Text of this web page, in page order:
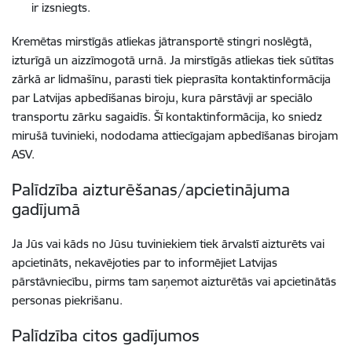
ir izsniegts.
Kremētas mirstīgās atliekas jātransportē stingri noslēgtā,
izturīgā un aizzīmogotā urnā. Ja mirstīgās atliekas tiek sūtītas
zārkā ar lidmašīnu, parasti tiek pieprasīta kontaktinformācija
par Latvijas apbedīšanas biroju, kura pārstāvji ar speciālo
transportu zārku sagaidīs. Šī kontaktinformācija, ko sniedz
mirušā tuvinieki, nododama attiecīgajam apbedīšanas birojam
ASV.
Palīdzība aizturēšanas/apcietinājuma
gadījumā
Ja Jūs vai kāds no Jūsu tuviniekiem tiek ārvalstī aizturēts vai
apcietināts, nekavējoties par to informējiet Latvijas
pārstāvniecību, pirms tam saņemot aizturētās vai apcietinātās
personas piekrišanu.
Palīdzība citos gadījumos